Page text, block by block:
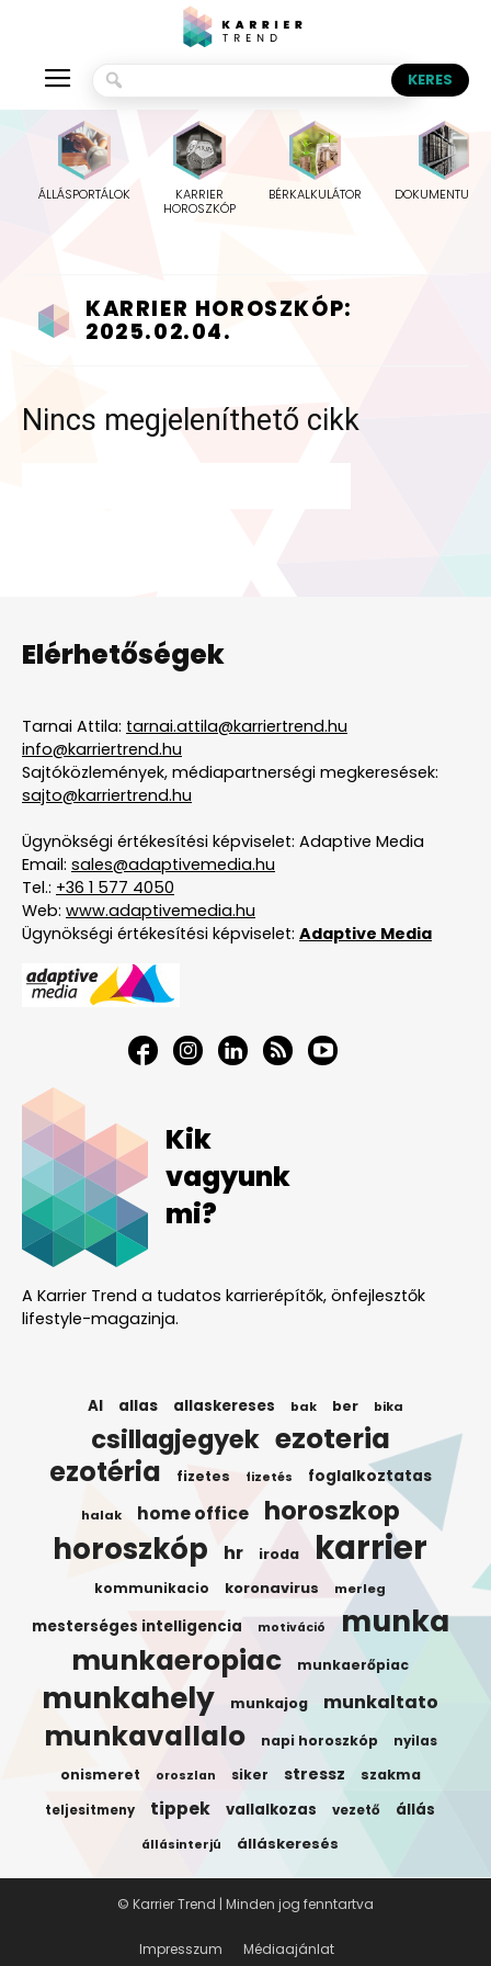
ÁLLÁSPORTÁLOK
KARRIER
HOROSZKÓP
BÉRKALKULÁTOR
KARRIER HOROSZKÓP:
2025.02.04.
Nincs megjeleníthető cikk
Elérhetőségek
Tarnai Attila: tarnai.attila@karriertrend.hu
info@karriertrend.hu
Sajtóközlemények, médiapartnerségi megkeresések:
sajto@karriertrend.hu
Ügynökségi értékesítési képviselet: Adaptive Media
Email: sales@adaptivemedia.hu
Tel.: +36 1 577 4050
Web: www.adaptivemedia.hu
Ügynökségi értékesítési képviselet: Adaptive Media
Kik
vagyunk
mi?
A Karrier Trend a tudatos karrierépítők, önfejlesztők
lifestyle-magazinja.
AI allas allaskereses bak ber bika
csillagjegyek ezoteria
ezotéria fizetes fizetés foglalkoztatas
halak home office horoszkop
horoszkóp hr iroda karrier
kommunikacio koronavirus merleg
mesterséges intelligencia motiváció munka
munkaeropiac munkaerőpiac
munkahely munkajog munkaltato
munkavallalo napi horoszkóp nyilas
onismeret oroszlan siker stressz szakma
teljesitmeny tippek vallalkozas vezető állás
állásinterjú álláskeresés
Impresszum Médiaajánlat
© Karrier Trend | Minden jog fenntartva